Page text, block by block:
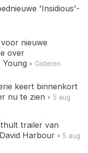
'Insidious'-
nieuwe
over
Young• Gisteren
keert binnenkort
nu te zien• 5 aug
trailer van
Harbour• 5 aug